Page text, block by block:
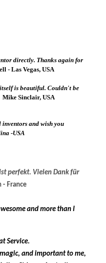
directly. Thanks again for
- Las Vegas, USA
is beautiful. Couldn't be
Mike Sinclair, USA
and wish you
-USA
perfekt. Vielen Dank für
- France
and more than I
Service.
and important to me,